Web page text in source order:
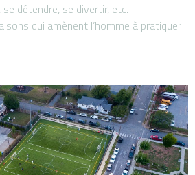
détendre, se divertir, etc.
qui amènent l’homme à pratiquer